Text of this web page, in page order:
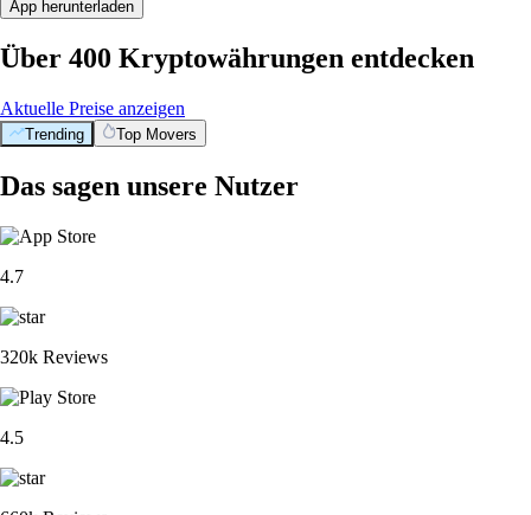
App herunterladen
Über 400 Kryptowährungen entdecken
Aktuelle Preise anzeigen
Trending Top Movers
Das sagen unsere Nutzer
4.7
320k Reviews
4.5